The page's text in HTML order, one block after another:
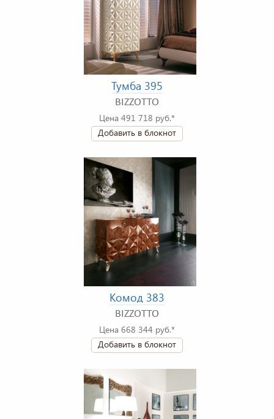
Тумба 395
BIZZOTTO
Цена 491 718 руб.*
Добавить в блокнот
Комод 383
BIZZOTTO
Цена 668 344 руб.*
Добавить в блокнот